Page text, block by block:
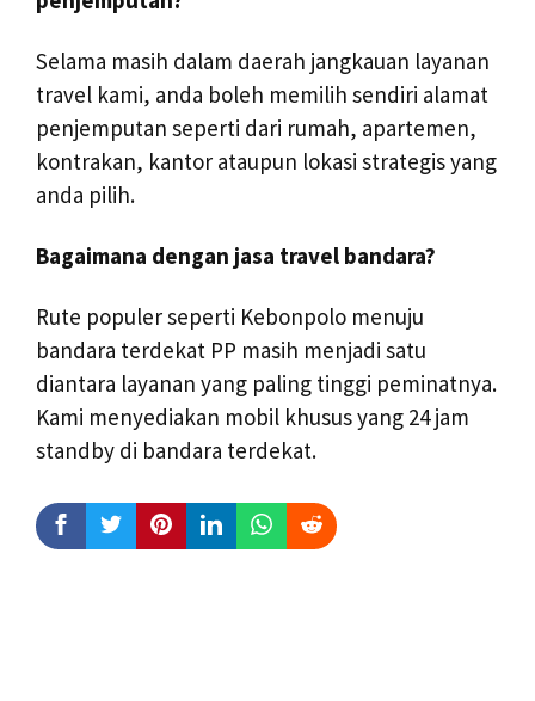
Selama masih dalam daerah jangkauan layanan
travel kami, anda boleh memilih sendiri alamat
penjemputan seperti dari rumah, apartemen,
kontrakan, kantor ataupun lokasi strategis yang
anda pilih.
Bagaimana dengan jasa travel bandara?
Rute populer seperti Kebonpolo menuju
bandara terdekat PP masih menjadi satu
diantara layanan yang paling tinggi peminatnya.
Kami menyediakan mobil khusus yang 24 jam
standby di bandara terdekat.